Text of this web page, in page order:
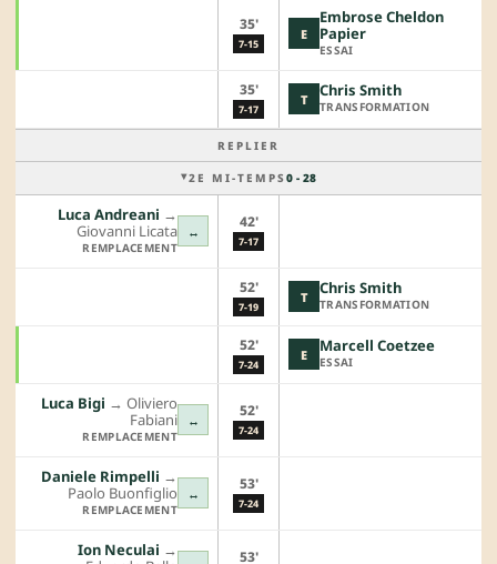
35'
7-15
E
Embrose Cheldon
Papier
ESSAI
35'
7-17
T Chris Smith
TRANSFORMATION
REPLIER
2E MI-TEMPS 0 - 28
↔
Luca Andreani →︎
Giovanni Licata
REMPLACEMENT
42'
7-17
52'
7-19
T Chris Smith
TRANSFORMATION
52'
7-24
E Marcell Coetzee
ESSAI
↔
Luca Bigi →︎ Oliviero
Fabiani
REMPLACEMENT
52'
7-24
↔
Daniele Rimpelli →︎
Paolo Buonfiglio
REMPLACEMENT
53'
7-24
Ion Neculai →︎
53'